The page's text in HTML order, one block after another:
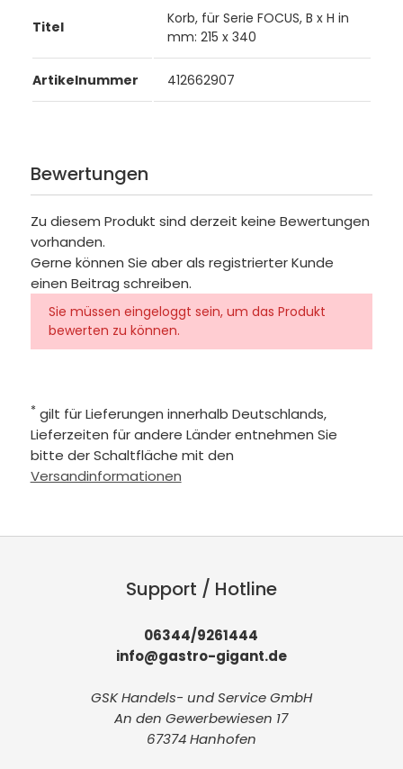
Titel
Korb, für Serie FOCUS, B x H in
mm: 215 x 340
Artikelnummer 412662907
Bewertungen
Zu diesem Produkt sind derzeit keine Bewertungen
vorhanden.
Gerne können Sie aber als registrierter Kunde
einen Beitrag schreiben.
Sie müssen eingeloggt sein, um das Produkt
bewerten zu können.
* gilt für Lieferungen innerhalb Deutschlands,
Lieferzeiten für andere Länder entnehmen Sie
bitte der Schaltfläche mit den
Versandinformationen
Support / Hotline
06344/9261444
info@gastro-gigant.de
GSK Handels- und Service GmbH
An den Gewerbewiesen 17
67374 Hanhofen